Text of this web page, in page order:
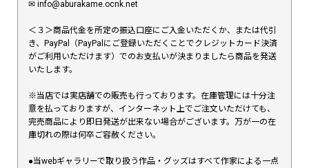
✉︎ info@aburakame.ocnk.net
＜３＞商品代金を所定の振込口座にご入金いただくか、または代引
き、PayPal（PayPalにご登録いただくことでクレジットカード決済
がご利用いただけます）でのお支払いが決まりましたら商品を発送
いたします。
※当店では実店舗での販売も行っております。在庫管理には十分注
意を払っておりますが、インターネット上でご注文いただけても、
完売商品により即日発送が出来ない場合がございます。万が一の在
庫切れの際は何卒ご容赦ください。
●当webギャラリーで取り扱う作品・グッズはすべて作家による一点